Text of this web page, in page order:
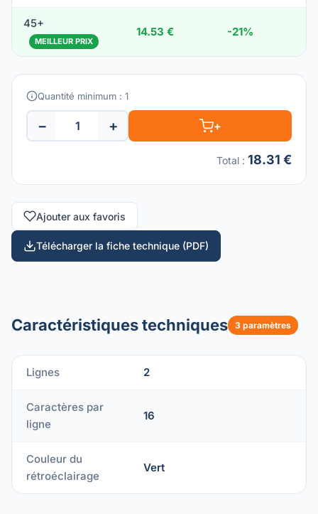
45+
MEILLEUR PRIX
14.53 € -21%
Quantité minimum : 1
− + +
Total : 18.31 €
Ajouter aux favoris
Télécharger la fiche technique (PDF)
Caractéristiques techniques 3 paramètres
Lignes 2
Caractères par
ligne
16
Couleur du
rétroéclairage
Vert